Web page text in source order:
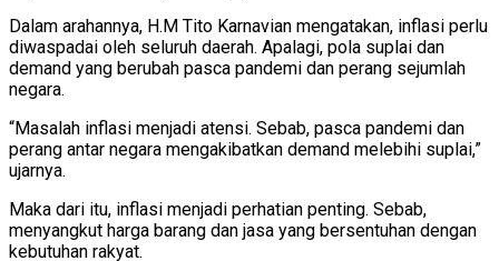
Dalam arahannya, H.M Tito Karnavian mengatakan, inflasi perlu
diwaspadai oleh seluruh daerah. Apalagi, pola suplai dan
demand yang berubah pasca pandemi dan perang sejumlah
negara.
“Masalah inflasi menjadi atensi. Sebab, pasca pandemi dan
perang antar negara mengakibatkan demand melebihi suplai,”
ujarnya.
Maka dari itu, inflasi menjadi perhatian penting. Sebab,
menyangkut harga barang dan jasa yang bersentuhan dengan
kebutuhan rakyat.